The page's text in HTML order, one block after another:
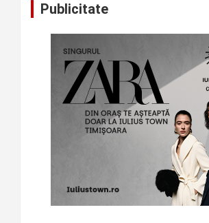
Publicitate